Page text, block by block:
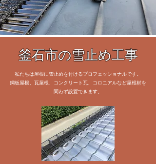
釜石市の雪止め工事
私たちは屋根に雪止めを付けるプロフェッショナルです。
鋼板屋根、瓦屋根、コンクリート瓦、コロニアルなど屋根材を
問わず設置できます。